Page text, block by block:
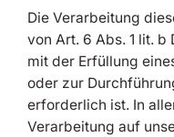
Die Verarbeitung
von Art. 6 Abs. 1 lit. b
mit der Erfüllung
oder zur
erforderlich ist. In
Verarbeitung auf